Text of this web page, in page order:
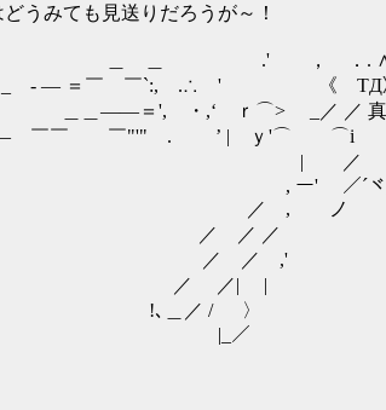
うみても見送りだろうが～！
， ．. ∧＿
`:, .∴ ' 《 TД》 ﾂｶ
・,‘ ｒ⌒> _／ ／ 真
"'" . ’ | ｙ'⌒ ⌒i
／ ノ
ー' ／´ヾ_
／ , ノ
／ ／ ／
／ ／ ,'
| ／ ／| |
!､＿／ / 〉
‐‐` |_／